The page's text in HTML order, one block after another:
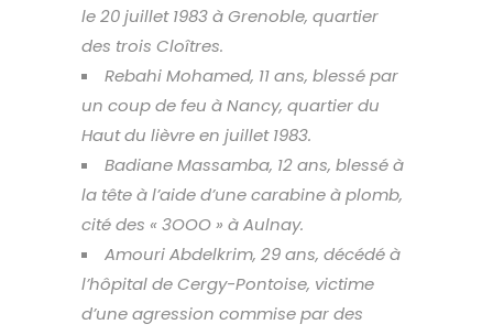
le 20 juillet 1983 à Grenoble, quartier
des trois Cloîtres.
Rebahi Mohamed, 11 ans, blessé par
un coup de feu à Nancy, quartier du
Haut du lièvre en juillet 1983.
Badiane Massamba, 12 ans, blessé à
la tête à l’aide d’une carabine à plomb,
cité des « 3OOO » à Aulnay.
Amouri Abdelkrim, 29 ans, décédé à
l’hôpital de Cergy-Pontoise, victime
d’une agression commise par des